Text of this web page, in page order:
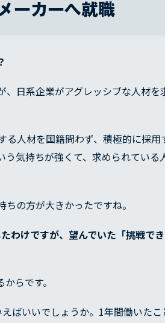
ーカーへ就職
日系企業がアグレッシブな人材を
人材を国籍問わず、積極的に採用
気持ちが強くて、求められている
の方が大きかったですね。
わけですが、望んでいた「挑戦で
らです。
ばいいでしょうか。1年間働いた